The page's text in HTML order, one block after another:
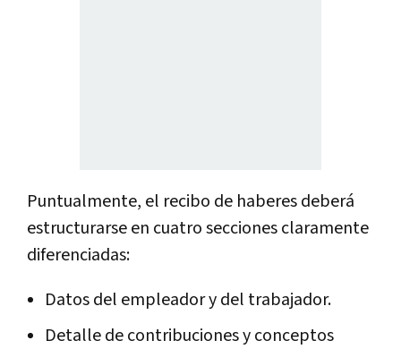
Puntualmente, el recibo de haberes deberá
estructurarse en cuatro secciones claramente
diferenciadas:
Datos del empleador y del trabajador.
Detalle de contribuciones y conceptos